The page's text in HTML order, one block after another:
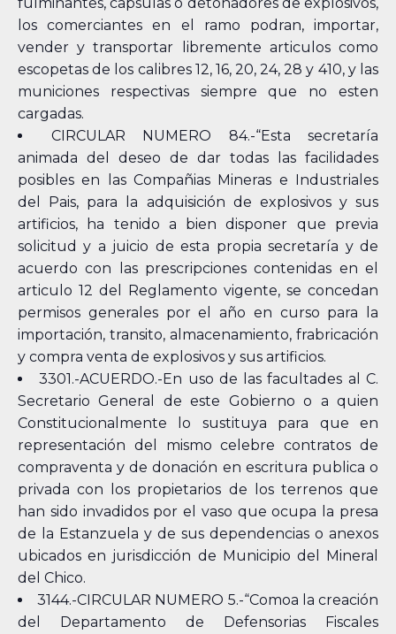
los comerciantes en el ramo podran, importar,
vender y transportar libremente articulos como
escopetas de los calibres 12, 16, 20, 24, 28 y 410, y las
municiones respectivas siempre que no esten
cargadas.
CIRCULAR NUMERO 84.-“Esta secretaría
animada del deseo de dar todas las facilidades
posibles en las Compañias Mineras e Industriales
del Pais, para la adquisición de explosivos y sus
artificios, ha tenido a bien disponer que previa
solicitud y a juicio de esta propia secretaría y de
acuerdo con las prescripciones contenidas en el
articulo 12 del Reglamento vigente, se concedan
permisos generales por el año en curso para la
importación, transito, almacenamiento, frabricación
y compra venta de explosivos y sus artificios.
3301.-ACUERDO.-En uso de las facultades al C.
Secretario General de este Gobierno o a quien
Constitucionalmente lo sustituya para que en
representación del mismo celebre contratos de
compraventa y de donación en escritura publica o
privada con los propietarios de los terrenos que
han sido invadidos por el vaso que ocupa la presa
de la Estanzuela y de sus dependencias o anexos
ubicados en jurisdicción de Municipio del Mineral
del Chico.
3144.-CIRCULAR NUMERO 5.-“Comoa la creación
del Departamento de Defensorias Fiscales